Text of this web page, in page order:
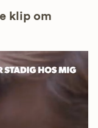
klip om